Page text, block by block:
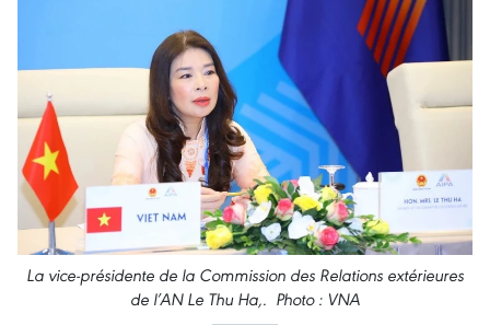
La vice-présidente de la Commission des Relations extérieures
de l’AN Le Thu Ha,. Photo : VNA